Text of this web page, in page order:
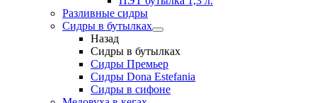
Разливные сидры
Сидры в бутылках
Назад
Сидры в бутылках
Сидры Премьер
Сидры Dona Estefania
Сидры в сифоне